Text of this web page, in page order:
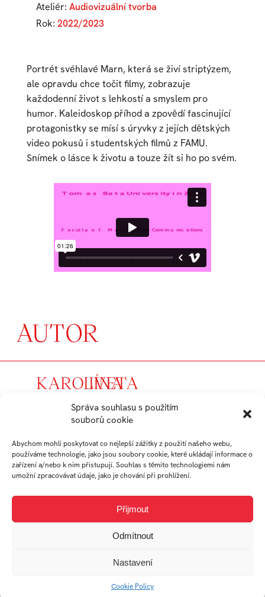
Správa souhlasu s použitím
souborů cookie
Abychom mohli poskytovat co nejlepší zážitky z použití našeho webu,
používáme technologie, jako jsou soubory cookie, které ukládají informace o
zařízení a/nebo k nim přistupují. Souhlas s těmito technologiemi nám
umožní zpracovávat údaje, jako je chování při prohlížení.
Přijmout
Odmítnout
Nastavení
Cookie Policy
Ateliér: Audiovizuální tvorba
Rok: 2022/2023
Portrét svéhlavé Marn, která se živí striptýzem,
ale opravdu chce točit filmy, zobrazuje
každodenní život s lehkostí a smyslem pro
humor. Kaleidoskop příhod a zpovědí fascinující
protagonistky se mísí s úryvky z jejích dětských
video pokusů i studentských filmů z FAMU.
Snímek o lásce k životu a touze žít si ho po svém.
AUTOR
KAROLÍNA
BRABCOVÁ
Ateliér
Audiovizuální
tvorba
IVETA
LINHARTOVÁ
Ateliér
Audiovizuální
tvorba
Univerzitní 2431
760 01 Zlín